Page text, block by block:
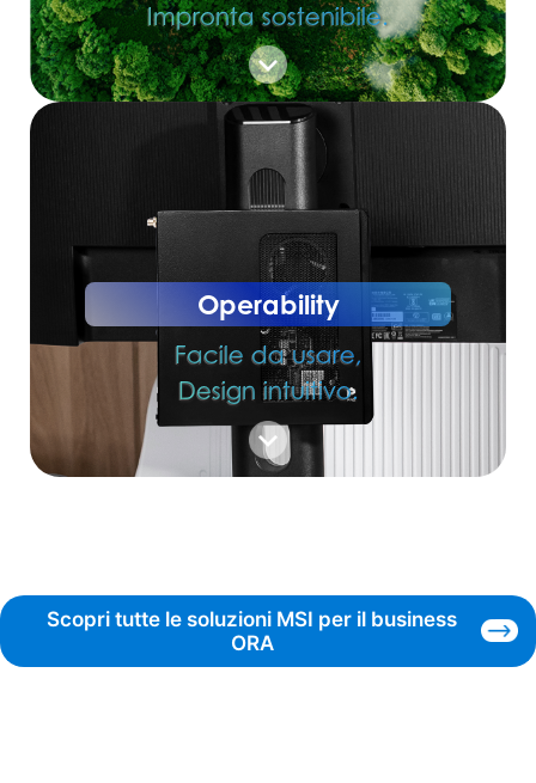
Impronta sostenibile.
Operability
Facile da usare,
Design intuitivo.
Scopri tutte le soluzioni MSI per il business
ORA